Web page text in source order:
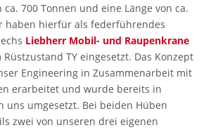
ca. 700 Tonnen und eine Länge von ca.
haben hierfür als federführendes
Liebherr Mobil- und Raupenkrane
Rüstzustand TY eingesetzt. Das Konzept
Engineering in Zusammenarbeit mit
erarbeitet und wurde bereits in
uns umgesetzt. Bei beiden Hüben
zwei von unseren drei eigenen